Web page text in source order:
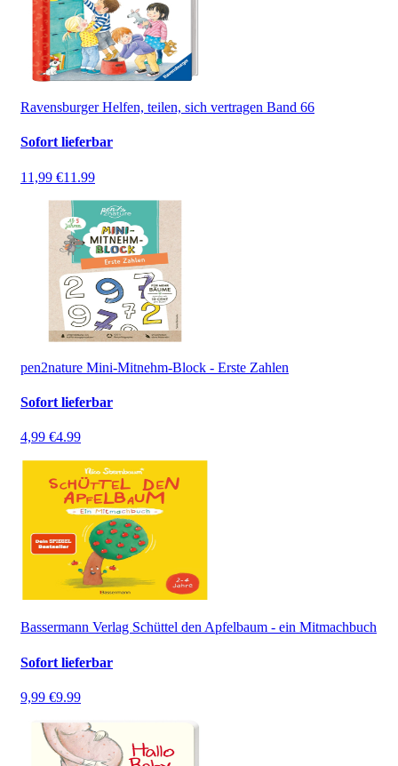
Ravensburger Helfen, teilen, sich vertragen Band 66
Sofort lieferbar
11,99 €11.99
pen2nature Mini-Mitnehm-Block - Erste Zahlen
Sofort lieferbar
4,99 €4.99
Bassermann Verlag Schüttel den Apfelbaum - ein Mitmachbuch
Sofort lieferbar
9,99 €9.99